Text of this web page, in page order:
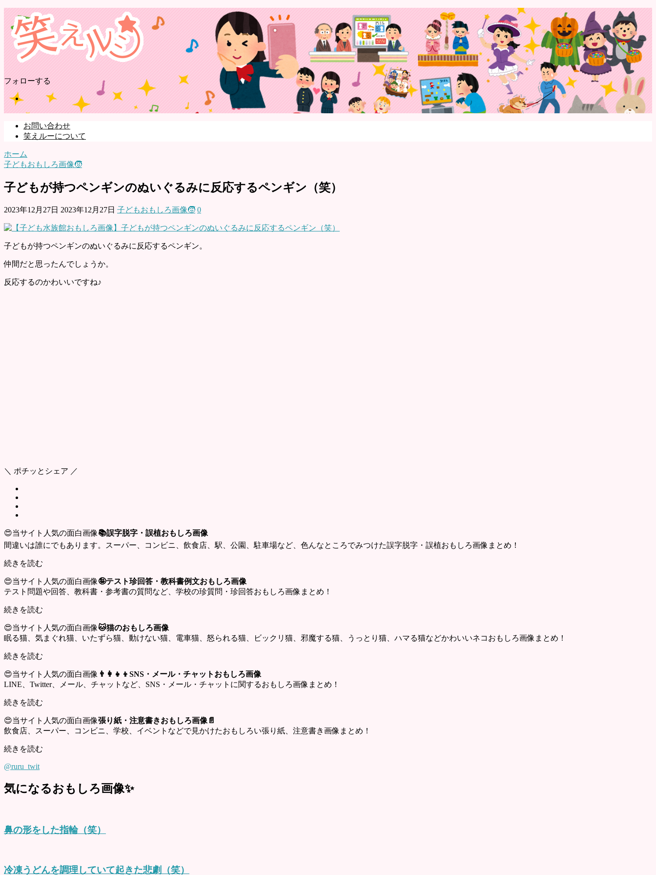
フォローする
お問い合わせ
笑えルーについて
ホーム
子どもおもしろ画像🧒
子どもが持つペンギンのぬいぐるみに反応するペンギン（笑）
2023年12月27日 2023年12月27日 子どもおもしろ画像🧒 0
子どもが持つペンギンのぬいぐるみに反応するペンギン。
仲間だと思ったんでしょうか。
反応するのかわいいですね♪
＼ ポチッとシェア ／
😍当サイト人気の面白画像📚誤字脱字・誤植おもしろ画像
間違いは誰にでもあります。スーパー、コンビニ、飲食店、駅、公園、駐車場など、色んなところでみつけた誤字脱字・誤植おもしろ画像まとめ！
続きを読む
😍当サイト人気の面白画像🤪テスト珍回答・教科書例文おもしろ画像
テスト問題や回答、教科書・参考書の質問など、学校の珍質問・珍回答おもしろ画像まとめ！
続きを読む
😍当サイト人気の面白画像🐱猫のおもしろ画像
眠る猫、気まぐれ猫、いたずら猫、動けない猫、電車猫、怒られる猫、ビックリ猫、邪魔する猫、うっとり猫、ハマる猫などかわいいネコおもしろ画像まとめ！
続きを読む
😍当サイト人気の面白画像 👨‍👩‍👧‍👦SNS・メール・チャットおもしろ画像
LINE、Twitter、メール、チャットなど、SNS・メール・チャットに関するおもしろ画像まとめ！
続きを読む
😍当サイト人気の面白画像張り紙・注意書きおもしろ画像📄
飲食店、スーパー、コンビニ、学校、イベントなどで見かけたおもしろい張り紙、注意書き画像まとめ！
続きを読む
@ruru_twit
気になるおもしろ画像✨
鼻の形をした指輪（笑）
冷凍うどんを調理していて起きた悲劇（笑）